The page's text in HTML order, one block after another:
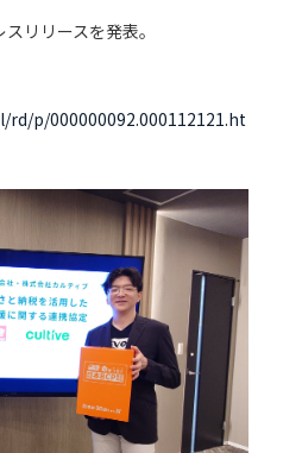
リリースを発表。
p/000000092.000112121.ht